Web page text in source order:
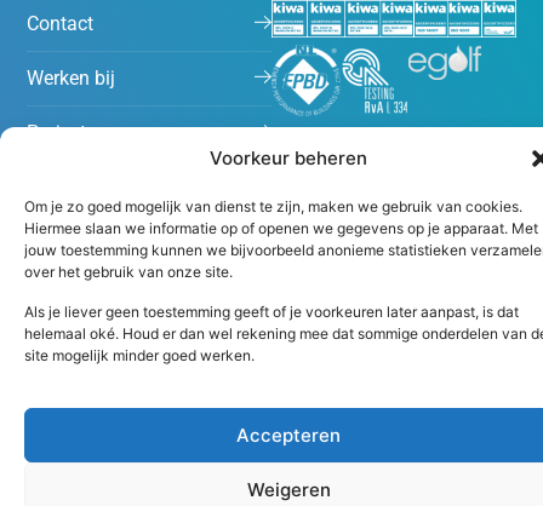
Voorkeur beheren
Om je zo goed mogelijk van dienst te zijn, maken we gebruik van cookies.
Hiermee slaan we informatie op of openen we gegevens op je apparaat. Met
jouw toestemming kunnen we bijvoorbeeld anonieme statistieken
over het gebruik van onze site.
Als je liever geen toestemming geeft of je voorkeuren later aanpast, is dat
helemaal oké. Houd er dan wel rekening mee dat sommige onderdelen van
site mogelijk minder goed werken.
Accepteren
Weigeren
Contact
Werken bij
Projecten
Algemene voorwaarden
Disclaimer